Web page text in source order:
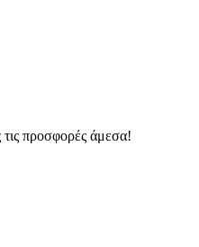
προσφορές άμεσα!